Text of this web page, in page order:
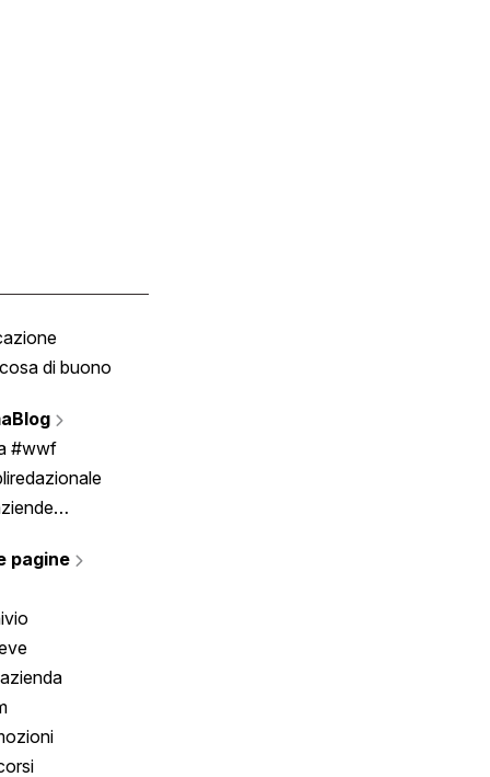
di buono
#wwf
pagine